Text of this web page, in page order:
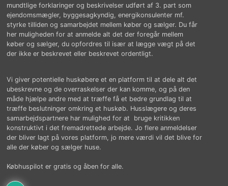
mundtlige forklaringer og beskrivelser udført af 3. part som
ejendomsmægler, byggesagkyndig, energikonsulenter mf.
styrke tilliden og samarbejdet mellem køber og sælger. Du får
her muligheden for at anmelde alt det der foregår mellem
køber og sælger, du opfordres til især at lægge vægt på det
der ikke er beskrevet eller beskrevet ordentligt.
Vi giver potentielle huskøbere et en platform til at dele alt det
ubeskrevne og de overraskelser der kan komme, og på den
måde hjælpe andre med at træffe få et bedre grundlag til at
træffe beslutninger omkring et huskøb. Husslægere og deres
samarbejdspartnere har mulighed for at bruge kritikken
konstruktivt i det fremadrettede arbejde. Jo flere anmeldelser
der bliver lagt på vores platform, jo mere værdi vil det blive for
alle der køber og sælger huse.
Købhuspilot er gratis og åben for alle.